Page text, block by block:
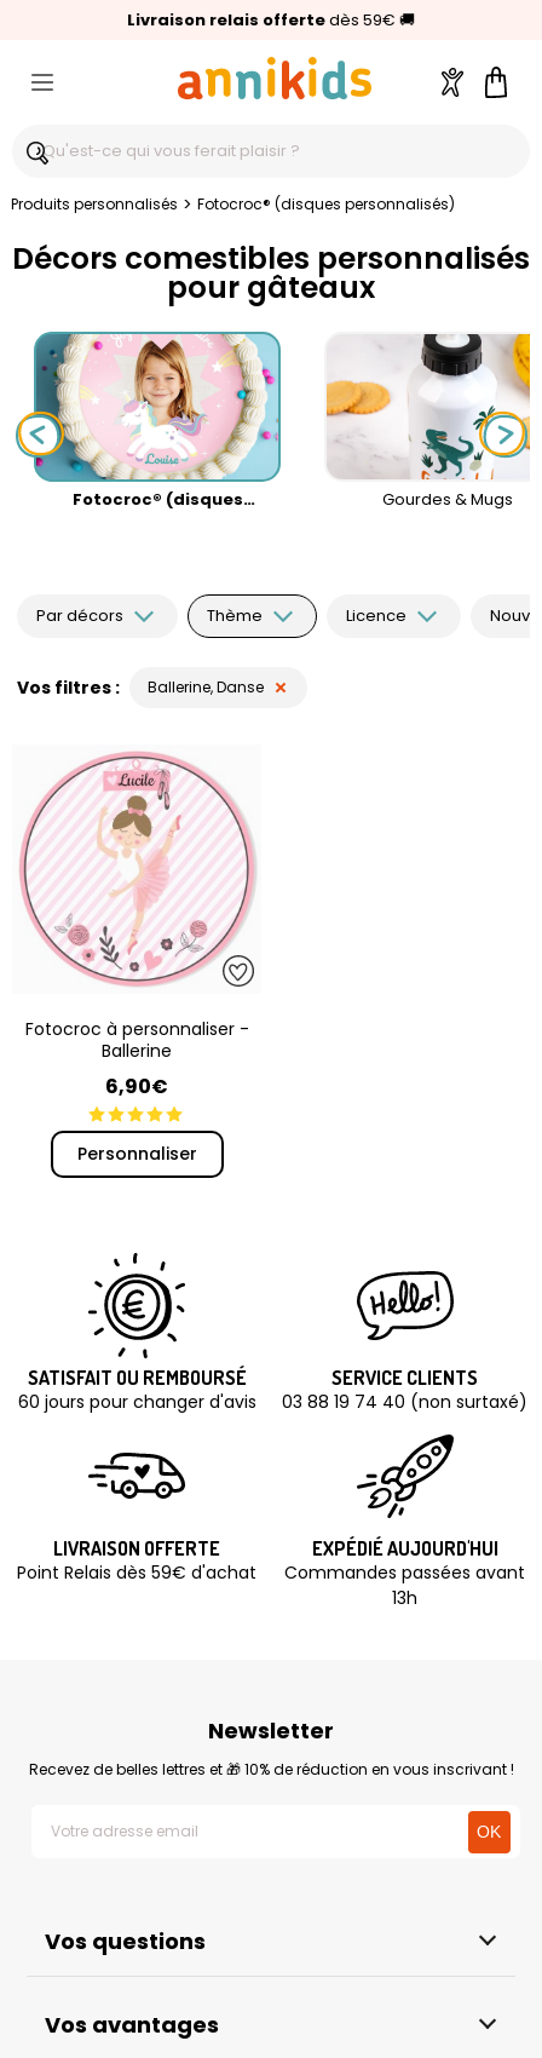
Livraison relais offertedès 59€ 🚚
🥇Palmarès Capital 2025 :Annikids N°1
⭐⭐⭐⭐⭐4,6/5(24 000 avis clients)
Compte
Produits personnalisés > Fotocroc® (disques personnalisés)
Décors comestibles personnalisés
pour gâteaux
Fotocroc® (disques
Gourdes & Mugs
Par décors Thème Licence
Vos filtres Ballerine, Danse
Fotocroc à personnaliser -
Ballerine
6,90€
Personnaliser
SATISFAIT OU REMBOURSÉ
60 jours pour changer d'avis
SERVICE CLIENTS
03 88 19 74 40 (non surtaxé)
LIVRAISON OFFERTE
Point Relais dès 59€ d'achat
EXPÉDIÉ AUJOURD'HUI
Commandes passées avant
13h
Vos questions
Vos avantages
Newsletter
Recevez de belles lettres et 🎁 10% de réduction en vous inscrivant !